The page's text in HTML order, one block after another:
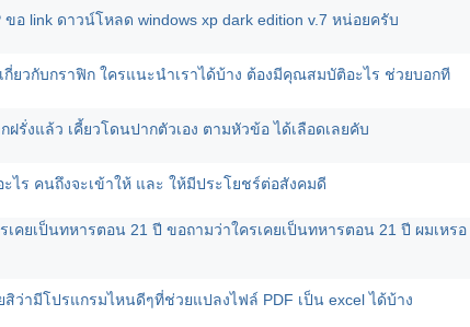
ขอ link ดาวน์โหลด windows xp dark edition v.7 หน่อยครับ
กี่ยวกับกราฟิก ใครแนะนำเราได้บ้าง ต้องมีคุณสมบัติอะไร ช่วยบอกที
ฝรั่งแล้ว เคี้ยวโดนปากตัวเอง ตามหัวข้อ ได้เลือดเลยคับ
ะไร คนถึงจะเข้าให้ และ ให้มีประโยชร์ต่อสังคมดี
เคยเป็นทหารตอน 21 ปี ขอถามว่าใครเคยเป็นทหารตอน 21 ปี ผมเหรอ
ว่ามีโปรแกรมไหนดีๆที่ช่วยแปลงไฟล์ PDF เป็น excel ได้บ้าง